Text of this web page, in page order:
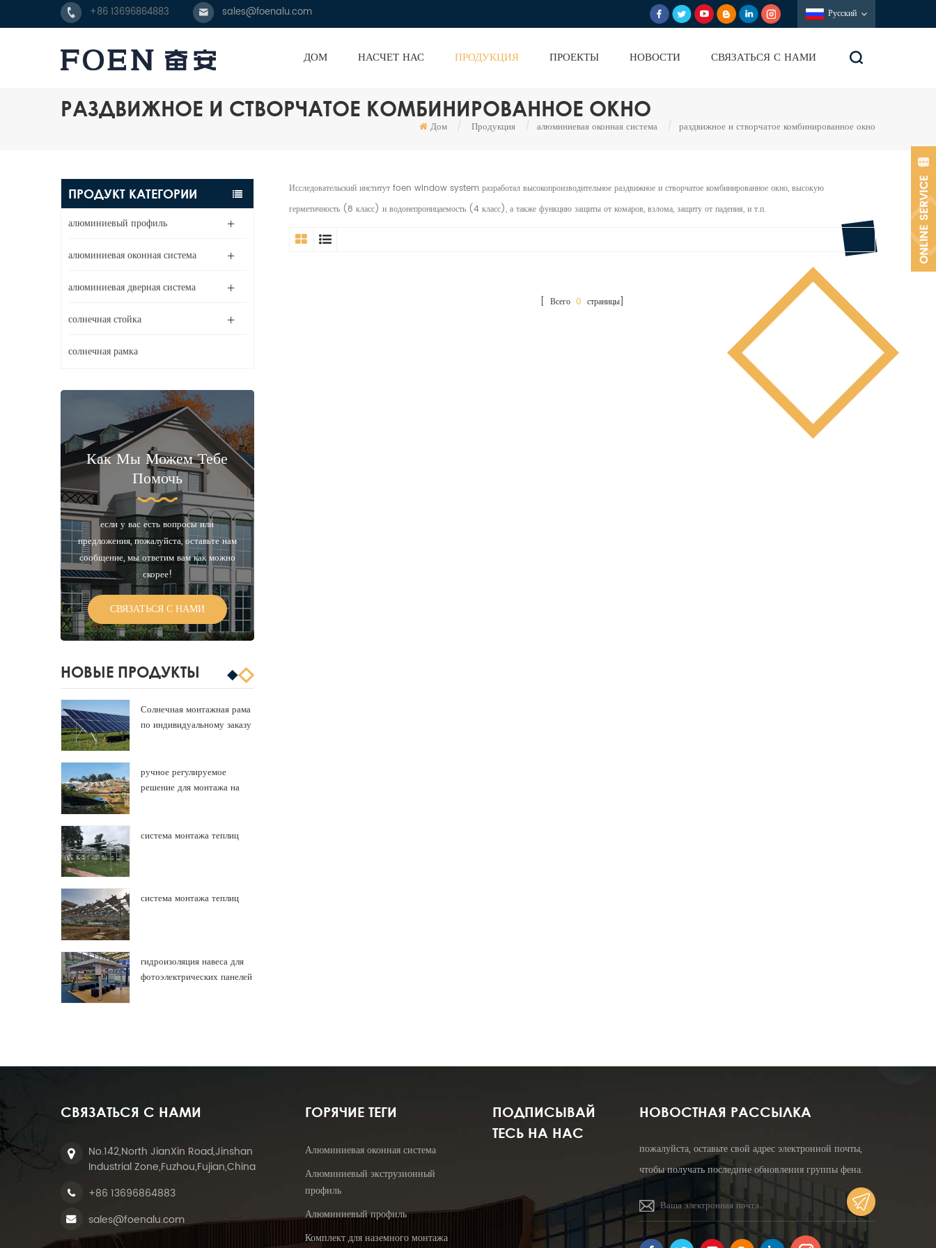
+86 13696864883 sales@foenalu.com Русский
ДОМ НАСЧЕТ НАС ПРОДУКЦИЯ ПРОЕКТЫ НОВОСТИ СВЯЗАТЬСЯ С НАМИ
РАЗДВИЖНОЕ И СТВОРЧАТОЕ КОМБИНИРОВАННОЕ ОКНО
Дом / Продукция / алюминиевая оконная система / раздвижное и створчатое комбинированное окно
ПРОДУКТ КАТЕГОРИИ
алюминиевый профиль
алюминиевая оконная система
алюминиевая дверная система
солнечная стойка
солнечная рамка
Как Мы Можем Тебе
Помочь
если у вас есть вопросы или
предложения, пожалуйста, оставьте нам
сообщение, мы ответим вам как можно
скорее!
СВЯЗАТЬСЯ С НАМИ
НОВЫЕ ПРОДУКТЫ
Солнечная монтажная рама
по индивидуальному заказу
ручное регулируемое
решение для монтажа на
система монтажа теплиц
система монтажа теплиц
гидроизоляция навеса для
фотоэлектрических панелей
Исследовательский институт foen window system разработал высокопроизводительное раздвижное и створчатое комбинированное окно, высокую
герметичность (8 класс) и водонепроницаемость (4 класс), а также функцию защиты от комаров, взлома, защиту от падения, и т.п.
[ Всего 0 страницы]
СВЯЗАТЬСЯ С НАМИ
No.142,North JianXin Road,Jinshan
Industrial Zone,Fuzhou,Fujian,China
+86 13696864883
sales@foenalu.com
ГОРЯЧИЕ ТЕГИ
Алюминиевая оконная система
Алюминиевый экструзионный
профиль
Алюминиевый профиль
Комплект для наземного монтажа
ПОДПИСЫВАЙ
ТЕСЬ НА НАС
НОВОСТНАЯ РАССЫЛКА
пожалуйста, оставьте свой адрес электронной почты,
чтобы получать последние обновления группы фена.